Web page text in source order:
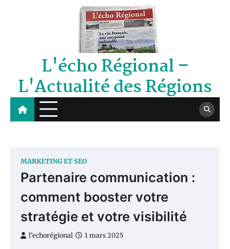
L'écho Régional –
L'Actualité des Régions
MARKETING ET SEO
Partenaire communication :
comment booster votre
stratégie et votre visibilité
l'echorégional 1 mars 2025